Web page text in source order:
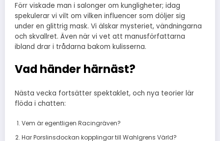
Förr viskade man i salonger om kungligheter; idag
spekulerar vi vilt om vilken influencer som döljer sig
under en glittrig mask. Vi älskar mysteriet, vändningarna
och skvallret. Även när vi vet att manusförfattarna
ibland drar i trådarna bakom kulisserna.
Vad händer härnäst?
Nästa vecka fortsätter spektaklet, och nya teorier lär
flöda i chatten:
Vem är egentligen Racingräven?
Har Porslinsdockan kopplingar till Wahlgrens Värld?